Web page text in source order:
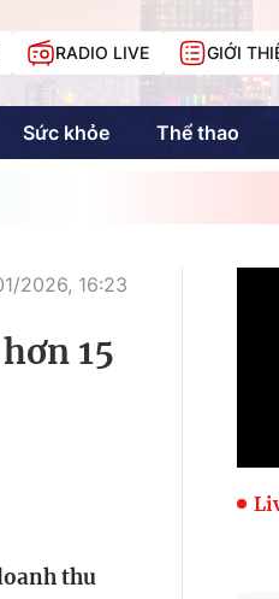
RADIO LIVE GIỚI
Sức khỏe Thể thao
2026, 16:23
15
thu